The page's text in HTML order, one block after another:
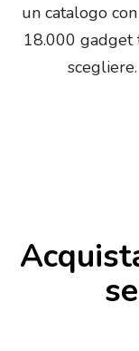
un catalogo
18.000 gadget
scegliere.